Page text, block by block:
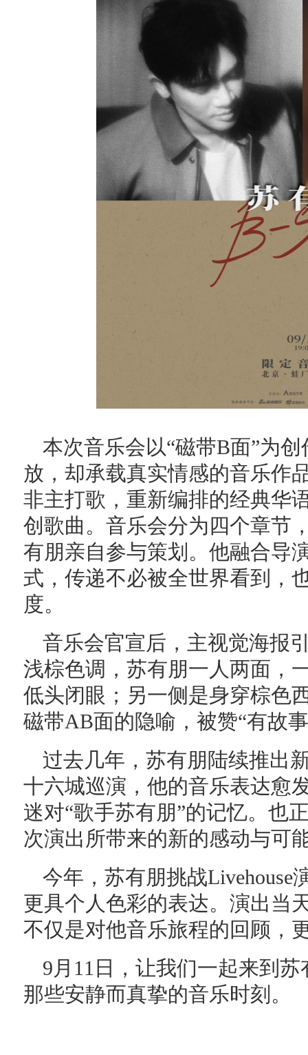
本次音乐会以“磁带B面”为
放，却承载真实情感的音乐作
非主打歌，重新编排的经典华
创歌曲。音乐会分为四个章节
有朋亲自参与策划。他融合导
式，传递不必被全世界看到，
度。
音乐会官宣后，主视觉海报
浅棕色调，苏有朋一人两面，
低头闭眼；另一侧是身穿棕色
磁带AB面的隐喻，被赞“有故
过去几年，苏有朋陆续推出
十六城巡演，他的音乐表达愈
迷对“歌手苏有朋”的记忆。也
次演出所带来的新的感动与可
今年，苏有朋挑战Livehouse
更具个人色彩的表达。演出当
不仅是对他音乐旅程的回顾，
9月11日，让我们一起来到
那些安静而真挚的音乐时刻。